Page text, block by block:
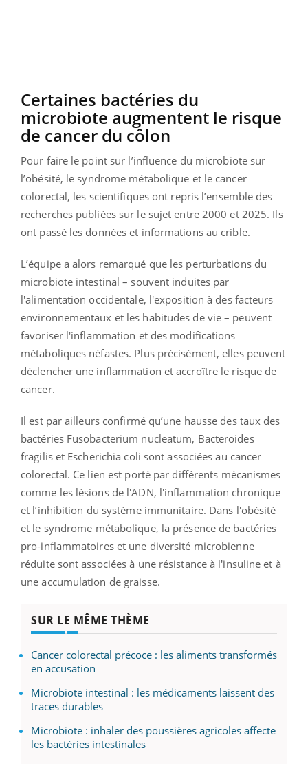
Certaines bactéries du
microbiote augmentent le risque
de cancer du côlon
Pour faire le point sur l’influence du microbiote sur
l’obésité, le syndrome métabolique et le cancer
colorectal, les scientifiques ont repris l’ensemble des
recherches publiées sur le sujet entre 2000 et 2025. Ils
ont passé les données et informations au crible.
L’équipe a alors remarqué que les perturbations du
microbiote intestinal – souvent induites par
l'alimentation occidentale, l'exposition à des facteurs
environnementaux et les habitudes de vie – peuvent
favoriser l'inflammation et des modifications
métaboliques néfastes. Plus précisément, elles peuvent
déclencher une inflammation et accroître le risque de
cancer.
Il est par ailleurs confirmé qu’une hausse des taux des
bactéries Fusobacterium nucleatum, Bacteroides
fragilis et Escherichia coli sont associées au cancer
colorectal. Ce lien est porté par différents mécanismes
comme les lésions de l'ADN, l'inflammation chronique
et l’inhibition du système immunitaire. Dans l'obésité
et le syndrome métabolique, la présence de bactéries
pro-inflammatoires et une diversité microbienne
réduite sont associées à une résistance à l'insuline et à
une accumulation de graisse.
SUR LE MÊME THÈME
Cancer colorectal précoce : les aliments transformés
en accusation
Microbiote intestinal : les médicaments laissent des
traces durables
Microbiote : inhaler des poussières agricoles affecte
les bactéries intestinales